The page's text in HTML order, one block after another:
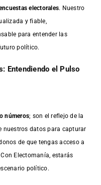
electorales. Nuestro
y fiable,
para entender las
político.
Entendiendo el Pulso
números; son el reflejo de la
nuestros datos para capturar
de que tengas acceso a
Electomanía, estarás
político.